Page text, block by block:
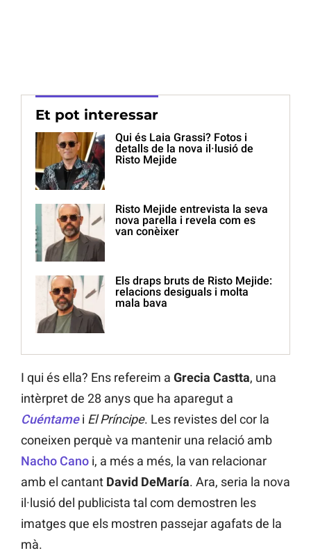
Et pot interessar
Qui és Laia Grassi? Fotos i
detalls de la nova il·lusió de
Risto Mejide
Risto Mejide entrevista la seva
nova parella i revela com es
van conèixer
Els draps bruts de Risto Mejide:
relacions desiguals i molta
mala bava
I qui és ella? Ens refereim a Grecia Castta, una
intèrpret de 28 anys que ha aparegut a
Cuéntamei El Príncipe. Les revistes del cor la
coneixen perquè va mantenir una relació amb
Nacho Cano i, a més a més, la van relacionar
amb el cantant David DeMaría. Ara, seria la nova
il·lusió del publicista tal com demostren les
imatges que els mostren passejar agafats de la
mà.